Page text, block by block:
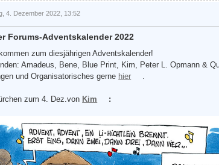
4. Dezember 2022, 13:52
Forums-Adventskalender 2022
zum diesjährigen Adventskalender!
Amadeus, Bene, Blue Print, Kim, Peter L. Opmann &
und Organisatorisches gerne hier .
zum 4. Dez.von Kim :